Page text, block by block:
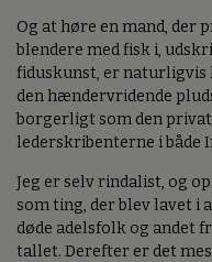
Og at høre en mand,
blendere med fisk i,
fiduskunst, er naturligvis
den hændervridende
borgerligt som den
lederskribenterne i både
Jeg er selv rindalist, og
som ting, der blev lavet
døde adelsfolk og andet
tallet. Derefter er det